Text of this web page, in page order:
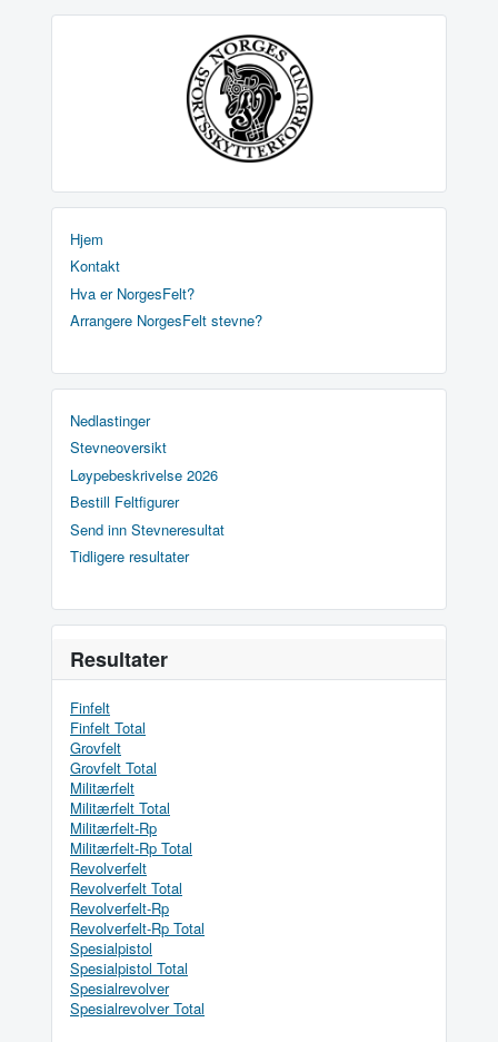
Hjem
Kontakt
Hva er NorgesFelt?
Arrangere NorgesFelt stevne?
Nedlastinger
Stevneoversikt
Løypebeskrivelse 2026
Bestill Feltfigurer
Send inn Stevneresultat
Tidligere resultater
Resultater
Finfelt
Finfelt Total
Grovfelt
Grovfelt Total
Militærfelt
Militærfelt Total
Militærfelt-Rp
Militærfelt-Rp Total
Revolverfelt
Revolverfelt Total
Revolverfelt-Rp
Revolverfelt-Rp Total
Spesialpistol
Spesialpistol Total
Spesialrevolver
Spesialrevolver Total